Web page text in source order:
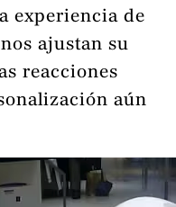
experiencia de
ajustan su
reacciones
aún